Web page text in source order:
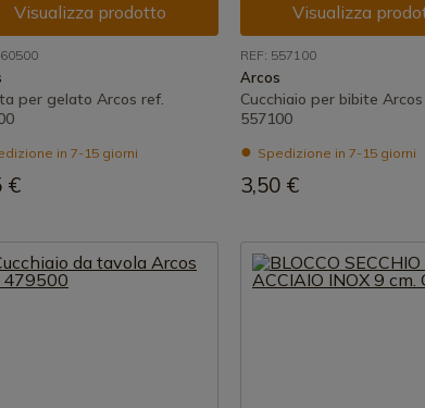
Visualizza prodotto
per gelato Arcos ref.
in 7-15 giorni
€
Visualizza
REF: 557100
Arcos
Cucchiaio per bibite
557100
Spedizione in 7-15 giorni
3,50 €